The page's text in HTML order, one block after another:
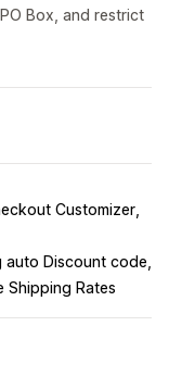
Box, and restrict
Customizer
auto Discount code
Shipping Rates